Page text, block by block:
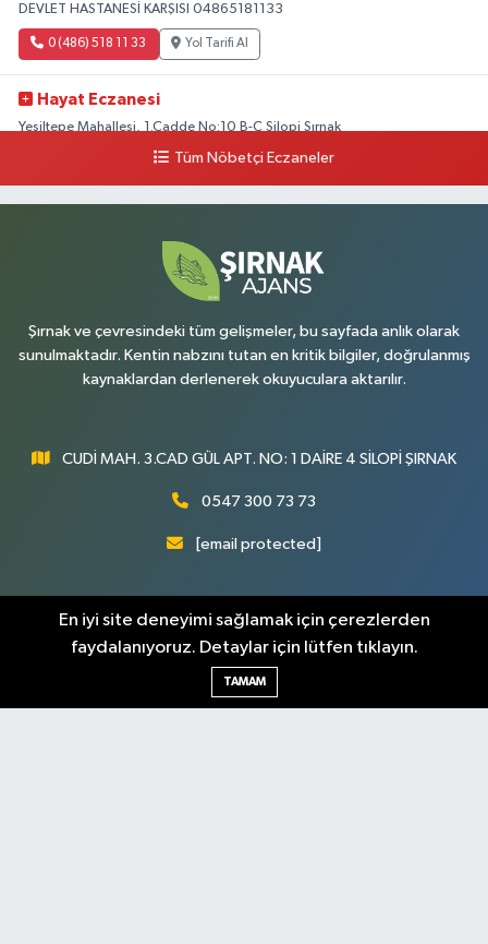
DEVLET HASTANESİ KARŞISI 04865181133
0 (486) 518 11 33 Yol Tarifi Al
Hayat Eczanesi
Yeşiltepe Mahallesi, 1.Cadde No:10 B-C Silopi Şırnak
Yol Tarifi Al
Yenişehir Mahallesi, 8.Cadde No:53 A Silopi Şırnak
Yol Tarifi Al
Tüm Nöbetçi Eczaneler
Şırnak ve çevresindeki tüm gelişmeler, bu sayfada anlık olarak
sunulmaktadır. Kentin nabzını tutan en kritik bilgiler, doğrulanmış
kaynaklardan derlenerek okuyuculara aktarılır.
CUDİ MAH. 3.CAD GÜL APT. NO: 1 DAİRE 4 SİLOPİ ŞIRNAK
0547 300 73 73
[email protected]
En iyi site deneyimi sağlamak için çerezlerden
faydalanıyoruz. Detaylar için lütfen tıklayın.
TAMAM